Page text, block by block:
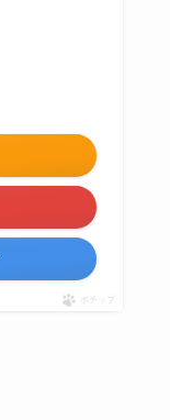
ポチップ